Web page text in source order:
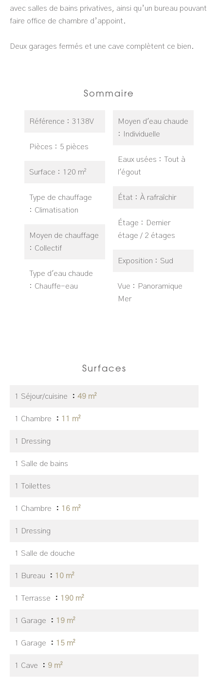
avec salles de bains privatives, ainsi qu’un bureau pouvant
faire office de chambre d’appoint.
Deux garages fermés et une cave complètent ce bien.
Sommaire
Référence 3138V
Pièces 5 pièces
Surface 120 m²
Type de chauffage
Climatisation
Moyen de chauffage
Collectif
Type d'eau chaude
Chauffe-eau
Moyen d'eau chaude
Individuelle
Eaux usées
Tout à
l'égout
État À rafraîchir
Étage
Dernier
étage / 2 étages
Exposition Sud
Vue
Panoramique
Mer
Surfaces
1 Séjour/cuisine 49 m²
1 Chambre 11 m²
1 Dressing
1 Salle de bains
1 Toilettes
1 Chambre 16 m²
1 Dressing
1 Salle de douche
1 Bureau 10 m²
1 Terrasse 190 m²
1 Garage 19 m²
1 Garage 15 m²
1 Cave 9 m²